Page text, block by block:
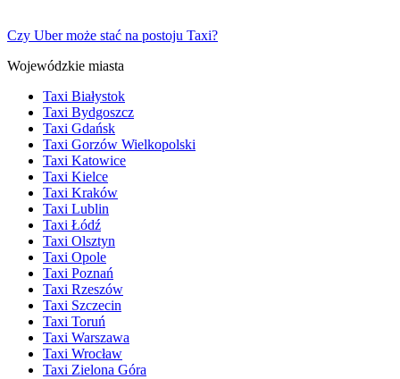
Czy Uber może stać na postoju Taxi?
Wojewódzkie miasta
Taxi Białystok
Taxi Bydgoszcz
Taxi Gdańsk
Taxi Gorzów Wielkopolski
Taxi Katowice
Taxi Kielce
Taxi Kraków
Taxi Lublin
Taxi Łódź
Taxi Olsztyn
Taxi Opole
Taxi Poznań
Taxi Rzeszów
Taxi Szczecin
Taxi Toruń
Taxi Warszawa
Taxi Wrocław
Taxi Zielona Góra